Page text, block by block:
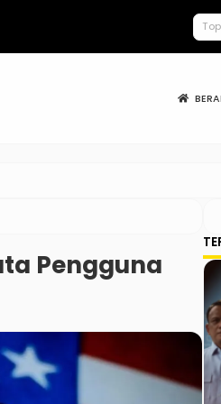
Keracunan
Pengguna